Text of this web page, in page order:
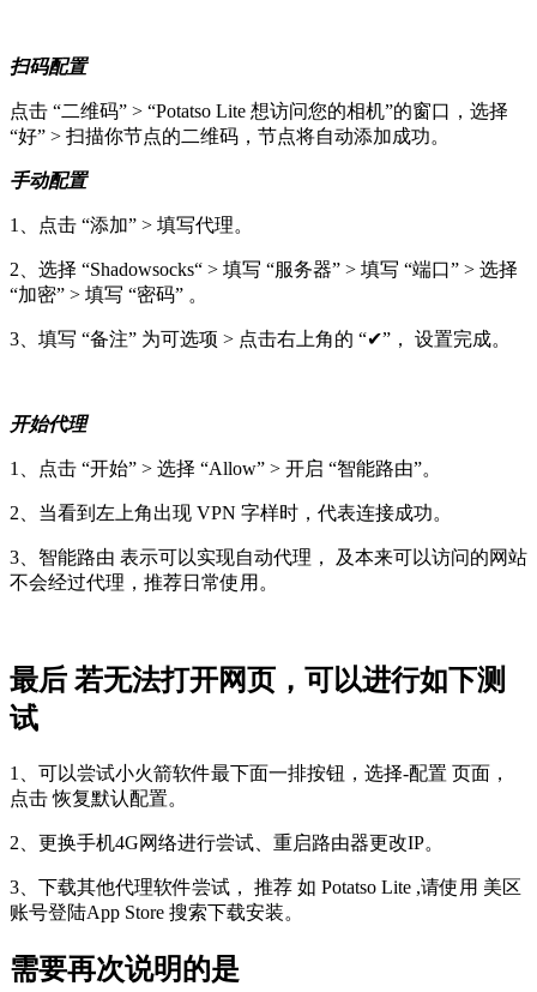
扫码配置
点击 “二维码” > “Potatso Lite 想访问您的相机”的窗口，选择
“好” > 扫描你节点的二维码，节点将自动添加成功。
手动配置
1、点击 “添加” > 填写代理。
2、选择 “Shadowsocks“ > 填写 “服务器” > 填写 “端口” > 选择
“加密” > 填写 “密码” 。
3、填写 “备注” 为可选项 > 点击右上角的 “✔”， 设置完成。
开始代理
1、点击 “开始” > 选择 “Allow” > 开启 “智能路由”。
2、当看到左上角出现 VPN 字样时，代表连接成功。
3、智能路由 表示可以实现自动代理， 及本来可以访问的网站
不会经过代理，推荐日常使用。
最后 若无法打开网页，可以进行如下测
试
1、可以尝试小火箭软件最下面一排按钮，选择-配置 页面，
点击 恢复默认配置。
2、更换手机4G网络进行尝试、重启路由器更改IP。
3、下载其他代理软件尝试， 推荐 如 Potatso Lite ,请使用 美区
账号登陆App Store 搜索下载安装。
需要再次说明的是